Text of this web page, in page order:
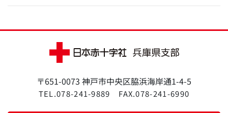
〒651-0073 神戸市中央区脇浜海岸通1-4-5
TEL.078-241-9889 FAX.078-241-6990